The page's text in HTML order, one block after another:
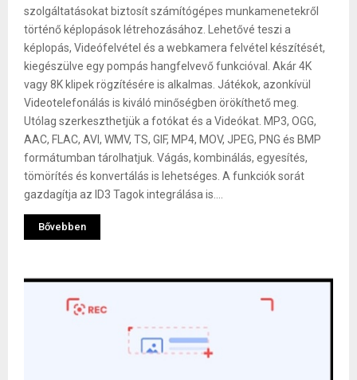
szolgáltatásokat biztosít számítógépes munkamenetekről
történő képlopások létrehozásához. Lehetővé teszi a
képlopás, Videófelvétel és a webkamera felvétel készítését,
kiegészülve egy pompás hangfelvevő funkcióval. Akár 4K
vagy 8K klipek rögzítésére is alkalmas. Játékok, azonkívül
Videotelefonálás is kiváló minőségben örökíthető meg.
Utólag szerkeszthetjük a fotókat és a Videókat. MP3, OGG,
AAC, FLAC, AVI, WMV, TS, GIF, MP4, MOV, JPEG, PNG és BMP
formátumban tárolhatjuk. Vágás, kombinálás, egyesítés,
tömörítés és konvertálás is lehetséges. A funkciók sorát
gazdagítja az ID3 Tagok integrálása is....
Bővebben